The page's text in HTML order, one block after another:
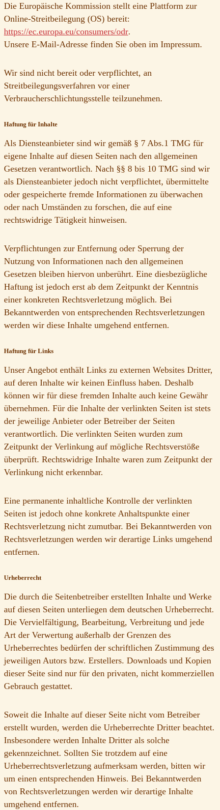
Die Europäische Kommission stellt eine Plattform zur
Online-Streitbeilegung (OS) bereit:
https://ec.europa.eu/consumers/odr.
Unsere E-Mail-Adresse finden Sie oben im Impressum.
Wir sind nicht bereit oder verpflichtet, an
Streitbeilegungsverfahren vor einer
Verbraucherschlichtungsstelle teilzunehmen.
Haftung für Inhalte
Als Diensteanbieter sind wir gemäß § 7 Abs.1 TMG für
eigene Inhalte auf diesen Seiten nach den allgemeinen
Gesetzen verantwortlich. Nach §§ 8 bis 10 TMG sind wir
als Diensteanbieter jedoch nicht verpflichtet, übermittelte
oder gespeicherte fremde Informationen zu überwachen
oder nach Umständen zu forschen, die auf eine
rechtswidrige Tätigkeit hinweisen.
Verpflichtungen zur Entfernung oder Sperrung der
Nutzung von Informationen nach den allgemeinen
Gesetzen bleiben hiervon unberührt. Eine diesbezügliche
Haftung ist jedoch erst ab dem Zeitpunkt der Kenntnis
einer konkreten Rechtsverletzung möglich. Bei
Bekanntwerden von entsprechenden Rechtsverletzungen
werden wir diese Inhalte umgehend entfernen.
Haftung für Links
Unser Angebot enthält Links zu externen Websites Dritter,
auf deren Inhalte wir keinen Einfluss haben. Deshalb
können wir für diese fremden Inhalte auch keine Gewähr
übernehmen. Für die Inhalte der verlinkten Seiten ist stets
der jeweilige Anbieter oder Betreiber der Seiten
verantwortlich. Die verlinkten Seiten wurden zum
Zeitpunkt der Verlinkung auf mögliche Rechtsverstöße
überprüft. Rechtswidrige Inhalte waren zum Zeitpunkt der
Verlinkung nicht erkennbar.
Eine permanente inhaltliche Kontrolle der verlinkten
Seiten ist jedoch ohne konkrete Anhaltspunkte einer
Rechtsverletzung nicht zumutbar. Bei Bekanntwerden von
Rechtsverletzungen werden wir derartige Links umgehend
entfernen.
Urheberrecht
Die durch die Seitenbetreiber erstellten Inhalte und Werke
auf diesen Seiten unterliegen dem deutschen Urheberrecht.
Die Vervielfältigung, Bearbeitung, Verbreitung und jede
Art der Verwertung außerhalb der Grenzen des
Urheberrechtes bedürfen der schriftlichen Zustimmung des
jeweiligen Autors bzw. Erstellers. Downloads und Kopien
dieser Seite sind nur für den privaten, nicht kommerziellen
Gebrauch gestattet.
Soweit die Inhalte auf dieser Seite nicht vom Betreiber
erstellt wurden, werden die Urheberrechte Dritter beachtet.
Insbesondere werden Inhalte Dritter als solche
gekennzeichnet. Sollten Sie trotzdem auf eine
Urheberrechtsverletzung aufmerksam werden, bitten wir
um einen entsprechenden Hinweis. Bei Bekanntwerden
von Rechtsverletzungen werden wir derartige Inhalte
umgehend entfernen.